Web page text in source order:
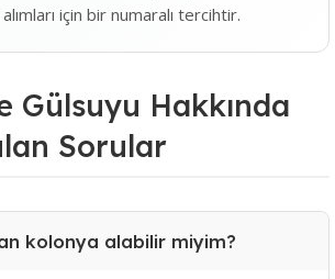
alımları için bir numaralı tercihtir.
Gülsuyu Hakkında
Sorular
kolonya alabilir miyim?